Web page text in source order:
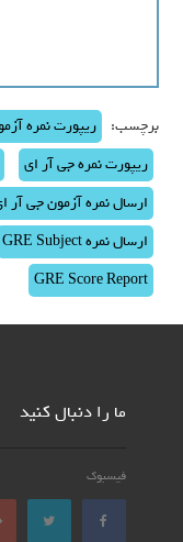
برچسب: ریپورت نمره
ریپورت نمره جی آر ای
ارسال نمره آزمون جی آر
ارسال نمره GRE Subject
GRE Score Report
ما را دنبال کنید
فیسبوک